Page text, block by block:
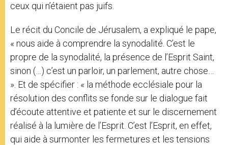
ceux qui n’étaient pas juifs.
Le récit du Concile de Jérusalem, a expliqué le pape,
« nous aide à comprendre la synodalité. C’est le
propre de la synodalité, la présence de l’Esprit Saint,
sinon (…) c’est un parloir, un parlement, autre chose…
». Et de spécifier : « la méthode ecclésiale pour la
résolution des conflits se fonde sur le dialogue fait
d’écoute attentive et patiente et sur le discernement
réalisé à la lumière de l’Esprit. C’est l’Esprit, en effet,
qui aide à surmonter les fermetures et les tensions